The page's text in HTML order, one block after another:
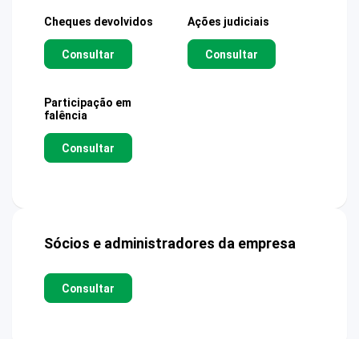
Cheques devolvidos
Consultar
Ações judiciais
Consultar
Participação em
falência
Consultar
Sócios e administradores da empresa
Consultar